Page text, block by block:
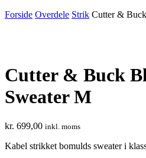
Forside Overdele Strik Cutter &
Cutter & Buck
Sweater M
kr. 699,00 inkl. moms
Kabel strikket bomulds sweater i